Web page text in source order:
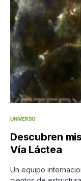
UNIVERSO
Descubren
Vía Láctea
Un equipo